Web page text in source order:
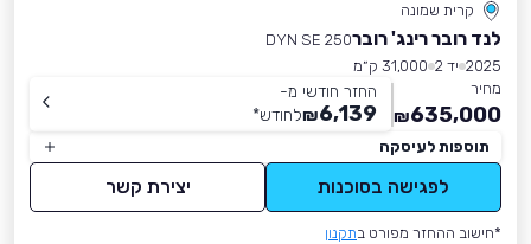
קרית שמונה
לנד רובר רינג' רוברDYN SE 250
2025 יד 2
31,000 ק״מ
מחיר
635,000
₪
החזר חודשי מ-
6,139
₪לחודש*
תוספות לעיסקה
לפגישה בסוכנות יצירת קשר
*חישוב ההחזר מפורט בתקנון